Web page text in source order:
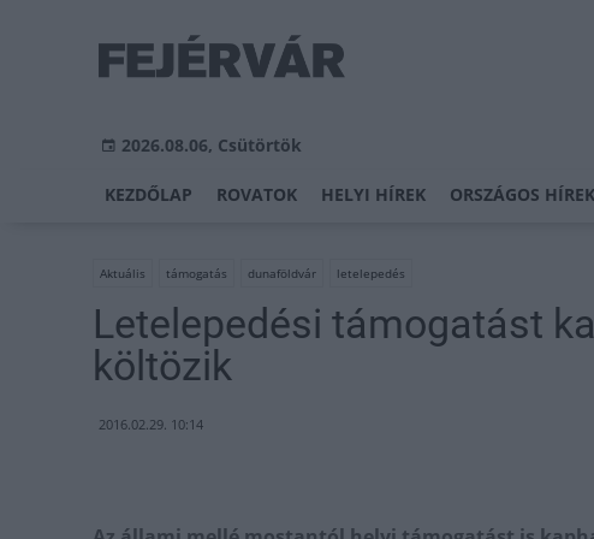
2026.08.06, Csütörtök
KEZDŐLAP ROVATOK HELYI HÍREK ORSZÁGOS HÍREK
Aktuális támogatás dunaföldvár letelepedés
Letelepedési támogatást
költözik
2016.02.29. 10:14